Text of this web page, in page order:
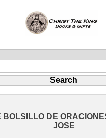
BOLSILLO DE
JOSE